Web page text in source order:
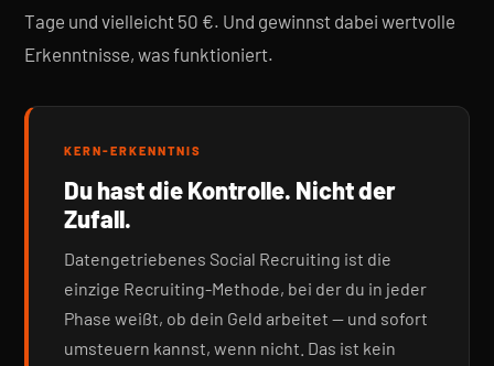
Tage und vielleicht 50 €. Und gewinnst dabei wertvolle
Erkenntnisse, was funktioniert.
KERN-ERKENNTNIS
Du hast die Kontrolle. Nicht der
Zufall.
Datengetriebenes Social Recruiting ist die
einzige Recruiting-Methode, bei der du in jeder
Phase weißt, ob dein Geld arbeitet — und sofort
umsteuern kannst, wenn nicht. Das ist kein